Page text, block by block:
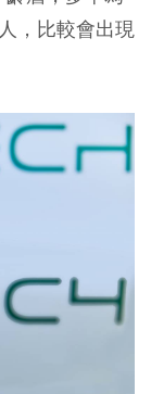
，比較會出現